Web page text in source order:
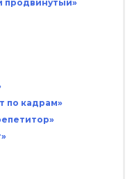
продвинутый»
по кадрам»